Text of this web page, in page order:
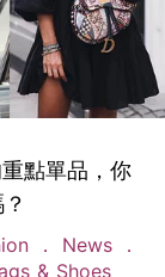
點單品，你
News
& Shoes